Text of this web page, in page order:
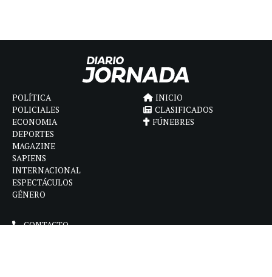
POLÍTICA
POLICIALES
ECONOMIA
DEPORTES
MAGAZINE
SAPIENS
INTERNACIONAL
ESPECTÁCULOS
GÉNERO
INICIO
CLASIFICADOS
FÚNEBRES
CONTACTO